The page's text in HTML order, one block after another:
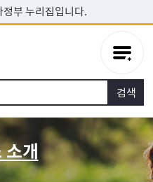
가기
부 누리집입니다.
소개